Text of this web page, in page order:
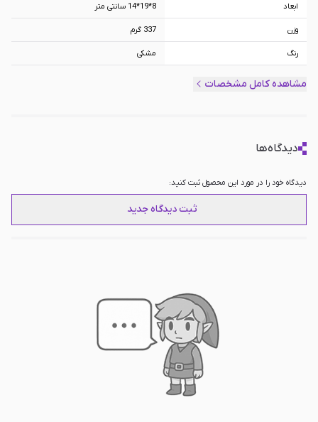
ابعاد 8*19*14 سانتی متر
وزن 337 گرم
رنگ مشکی
مناسب
Nintendo Switch, IOS
مشاهده کامل مشخصات
دیدگاه‌ها
دیدگاه خود را در مورد این محصول ثبت کنید:
ثبت دیدگاه جدید